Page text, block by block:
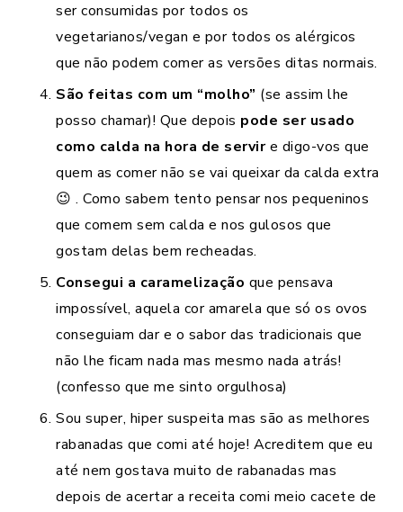
ser consumidas por todos os
vegetarianos/vegan e por todos os alérgicos
que não podem comer as versões ditas normais.
São feitas com um “molho” (se assim lhe
posso chamar)! Que depois pode ser usado
como calda na hora de servire digo-vos que
quem as comer não se vai queixar da calda extra
😉 . Como sabem tento pensar nos pequeninos
que comem sem calda e nos gulosos que
gostam delas bem recheadas.
Consegui a caramelização que pensava
impossível, aquela cor amarela que só os ovos
conseguiam dar e o sabor das tradicionais que
não lhe ficam nada mas mesmo nada atrás!
(confesso que me sinto orgulhosa)
Sou super, hiper suspeita mas são as melhores
rabanadas que comi até hoje! Acreditem que eu
até nem gostava muito de rabanadas mas
depois de acertar a receita comi meio cacete de